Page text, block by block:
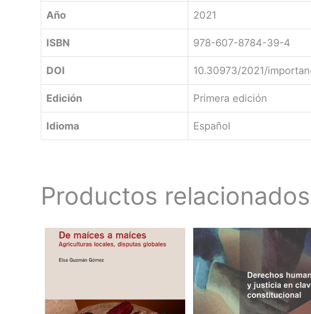
Año 2021
ISBN 978-607-8784-39-4
DOI 10.30973/2021/
Edición Primera edición
Idioma Español
Productos relacionados